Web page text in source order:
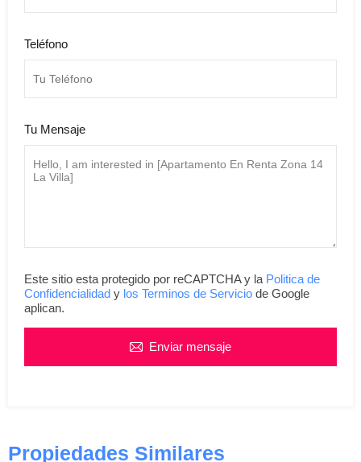
Teléfono
Tu Mensaje
Este sitio esta protegido por reCAPTCHA y la Politica de
Confidencialidad y los Terminos de Servicio de Google
aplican.
Enviar mensaje
Propiedades Similares